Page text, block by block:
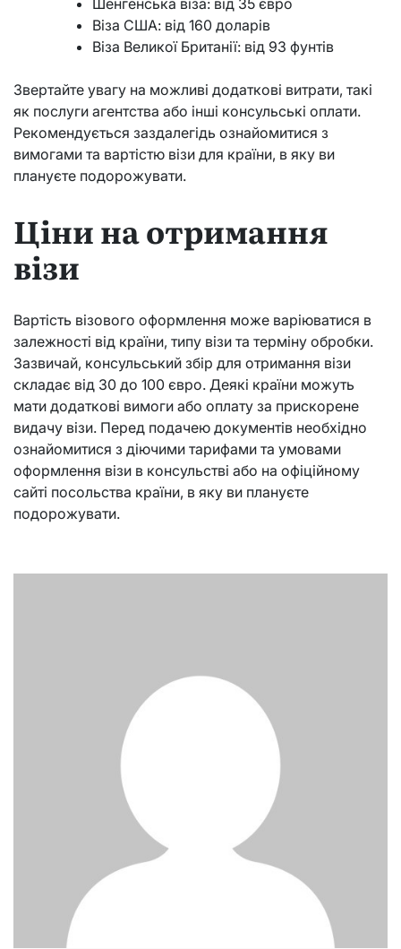
Шенгенська віза: від 35 євро
Віза США: від 160 доларів
Віза Великої Британії: від 93 фунтів
Звертайте увагу на можливі додаткові витрати, такі
як послуги агентства або інші консульські оплати.
Рекомендується заздалегідь ознайомитися з
вимогами та вартістю візи для країни, в яку ви
плануєте подорожувати.
Ціни на отримання
візи
Вартість візового оформлення може варіюватися в
залежності від країни, типу візи та терміну обробки.
Зазвичай, консульський збір для отримання візи
складає від 30 до 100 євро. Деякі країни можуть
мати додаткові вимоги або оплату за прискорене
видачу візи. Перед подачею документів необхідно
ознайомитися з діючими тарифами та умовами
оформлення візи в консульстві або на офіційному
сайті посольства країни, в яку ви плануєте
подорожувати.